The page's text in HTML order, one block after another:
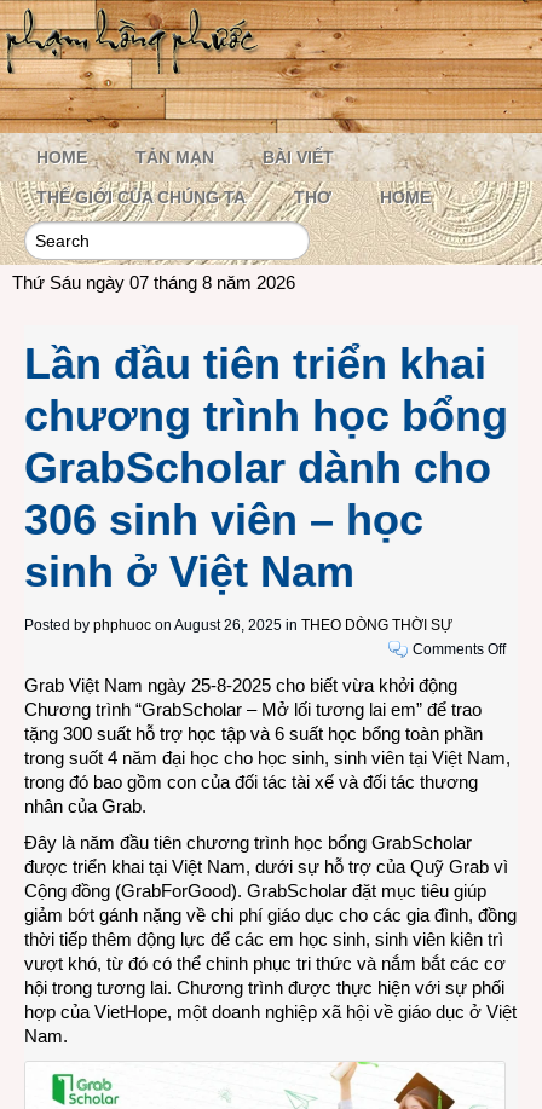
HOME TẢN MẠN BÀI VIẾT
THẾ GIỚI CỦA CHÚNG TA THƠ HOME
Thứ Sáu ngày 07 tháng 8 năm 2026
Lần đầu tiên triển khai
chương trình học bổng
GrabScholar dành cho
306 sinh viên – học
sinh ở Việt Nam
Posted by phphuoc on August 26, 2025 in THEO DÒNG THỜI SỰ
Comments Offon
khai
bổng
dành
306
viên
Grab Việt Nam ngày 25-8-2025 cho biết vừa khởi động
Chương trình “GrabScholar – Mở lối tương lai em” để trao
tặng 300 suất hỗ trợ học tập và 6 suất học bổng toàn phần
trong suốt 4 năm đại học cho học sinh, sinh viên tại Việt Nam,
trong đó bao gồm con của đối tác tài xế và đối tác thương
nhân của Grab.
Đây là năm đầu tiên chương trình học bổng GrabScholar
được triển khai tại Việt Nam, dưới sự hỗ trợ của Quỹ Grab vì
Cộng đồng (GrabForGood). GrabScholar đặt mục tiêu giúp
giảm bớt gánh nặng về chi phí giáo dục cho các gia đình, đồng
thời tiếp thêm động lực để các em học sinh, sinh viên kiên trì
vượt khó, từ đó có thể chinh phục tri thức và nắm bắt các cơ
hội trong tương lai. Chương trình được thực hiện với sự phối
hợp của VietHope, một doanh nghiệp xã hội về giáo dục ở Việt
Nam.